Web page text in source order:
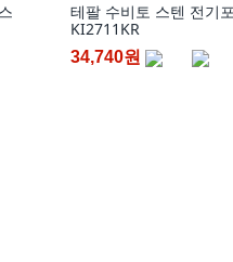
테팔 수비토 스텐 전기
KI2711KR
34,740원